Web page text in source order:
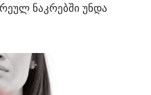
ნაკრებში უნდა